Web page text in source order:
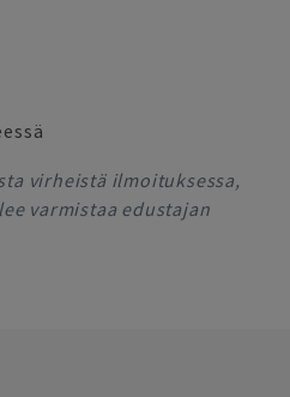
virheistä ilmoituksessa,
varmistaa edustajan